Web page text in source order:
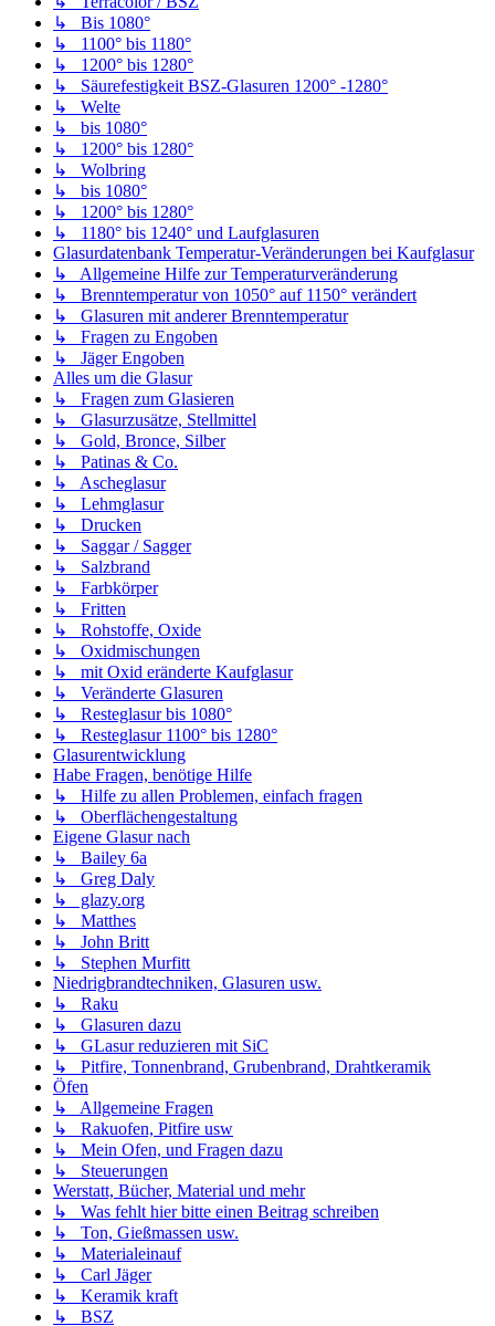
↳ Bis 1080°
↳ 1100° bis 1180°
↳ 1200° bis 1280°
↳ Säurefestigkeit BSZ-Glasuren 1200° -1280°
↳ Welte
↳ bis 1080°
↳ 1200° bis 1280°
↳ Wolbring
↳ bis 1080°
↳ 1200° bis 1280°
↳ 1180° bis 1240° und Laufglasuren
Glasurdatenbank Temperatur-Veränderungen bei Kaufglasur
↳ Allgemeine Hilfe zur Temperaturveränderung
↳ Brenntemperatur von 1050° auf 1150° verändert
↳ Glasuren mit anderer Brenntemperatur
↳ Fragen zu Engoben
↳ Jäger Engoben
Alles um die Glasur
↳ Fragen zum Glasieren
↳ Glasurzusätze, Stellmittel
↳ Gold, Bronce, Silber
↳ Patinas & Co.
↳ Ascheglasur
↳ Lehmglasur
↳ Drucken
↳ Saggar / Sagger
↳ Salzbrand
↳ Farbkörper
↳ Fritten
↳ Rohstoffe, Oxide
↳ Oxidmischungen
↳ mit Oxid eränderte Kaufglasur
↳ Veränderte Glasuren
↳ Resteglasur bis 1080°
↳ Resteglasur 1100° bis 1280°
Glasurentwicklung
Habe Fragen, benötige Hilfe
↳ Hilfe zu allen Problemen, einfach fragen
↳ Oberflächengestaltung
Eigene Glasur nach
↳ Bailey 6a
↳ Greg Daly
↳ glazy.org
↳ Matthes
↳ John Britt
↳ Stephen Murfitt
Niedrigbrandtechniken, Glasuren usw.
↳ Raku
↳ Glasuren dazu
↳ GLasur reduzieren mit SiC
↳ Pitfire, Tonnenbrand, Grubenbrand, Drahtkeramik
Öfen
↳ Allgemeine Fragen
↳ Rakuofen, Pitfire usw
↳ Mein Ofen, und Fragen dazu
↳ Steuerungen
Werstatt, Bücher, Material und mehr
↳ Was fehlt hier bitte einen Beitrag schreiben
↳ Ton, Gießmassen usw.
↳ Materialeinauf
↳ Carl Jäger
↳ Keramik kraft
↳ BSZ